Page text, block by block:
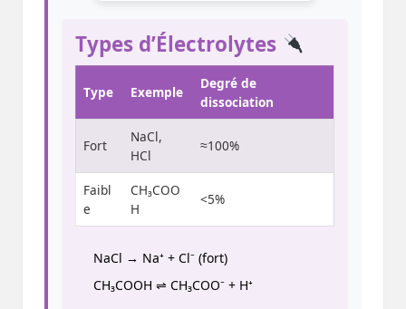
Types d’Électrolytes
Type Exemple
Degré de
dissociation
Fort
NaCl,
HCl
≈100%
Faibl
e
CH₃COO
H
<5%
NaCl → Na⁺ + Cl⁻ (fort)
CH₃COOH ⇌ CH₃COO⁻ + H⁺ (faible)